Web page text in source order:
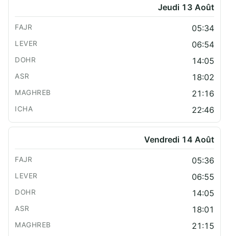
Jeudi 13 Août
05:34
06:54
14:05
18:02
21:16
22:46
Vendredi 14 Août
05:36
06:55
14:05
18:01
21:15